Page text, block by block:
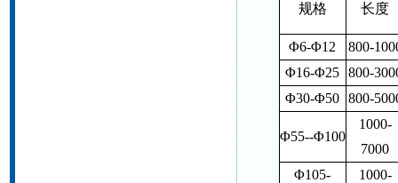
规格 长度
Φ6-Φ12
800-
Φ16-Φ25 800-
Φ30-Φ50 800-
Φ55--Φ100
1000-
7000
Φ105-
1000-